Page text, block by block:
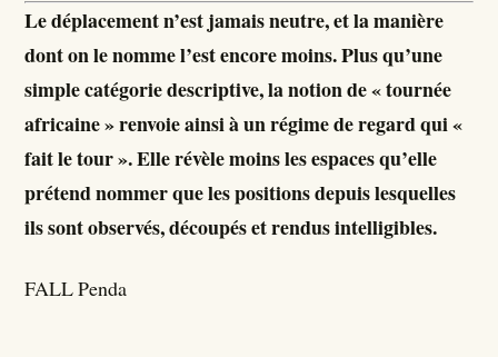
Le déplacement n’est jamais neutre, et la manière
dont on le nomme l’est encore moins. Plus qu’une
simple catégorie descriptive, la notion de « tournée
africaine » renvoie ainsi à un régime de regard qui «
fait le tour ». Elle révèle moins les espaces qu’elle
prétend nommer que les positions depuis lesquelles
ils sont observés, découpés et rendus intelligibles.
FALL Penda